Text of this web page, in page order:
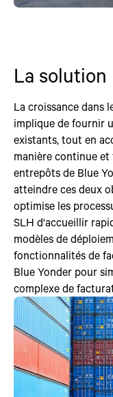
La solution
La croissance dans
implique de fournir
existants, tout en
manière continue et
entrepôts de Blue
atteindre ces deux
optimise les
SLH d'accueillir
modèles de
fonctionnalités de
Blue Yonder pour
complexe de